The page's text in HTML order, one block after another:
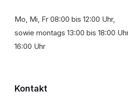
Mo, Mi, Fr 08:00 bis 12:00 Uhr,
sowie montags 13:00 bis 18:00
16:00 Uhr
Kontakt